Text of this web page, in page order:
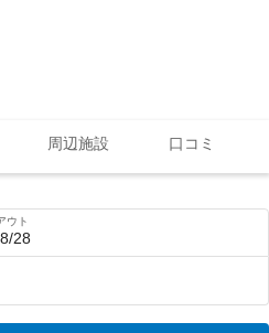
周辺施設 口コミ
ウト
28